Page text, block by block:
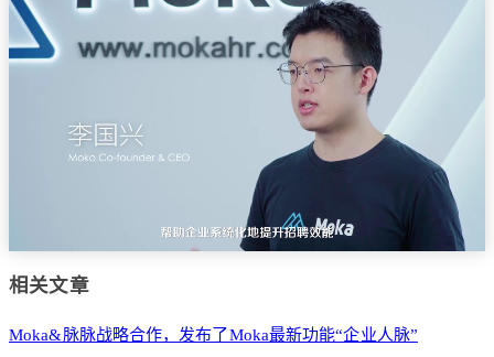
相关文章
Moka&脉脉战略合作，发布了Moka最新功能“企业人脉”